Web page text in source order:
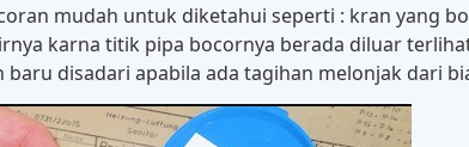
mudah untuk diketahui seperti : kran yang
karna titik pipa bocornya berada diluar
baru disadari apabila ada tagihan melonjak dari